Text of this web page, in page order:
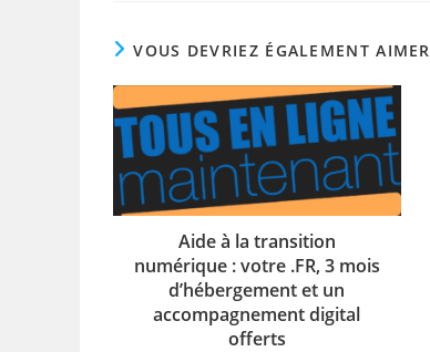
VOUS DEVRIEZ ÉGALEMENT AIMER
Aide à la transition
numérique : votre .FR, 3 mois
d’hébergement et un
accompagnement digital
offerts